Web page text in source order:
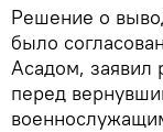
Решение о
было
Асадом, заявил
перед